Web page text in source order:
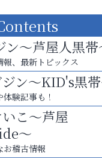
なら大丈夫？ ～スマホ
どもの近視対策～
やびと~
ン～芦屋人黒帯
、最新トピックス
ン～KID's黒
験記事も！
こ～芦屋
～
お稽古情報